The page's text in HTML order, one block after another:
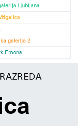
Ljubljana
galerija 2
Emona